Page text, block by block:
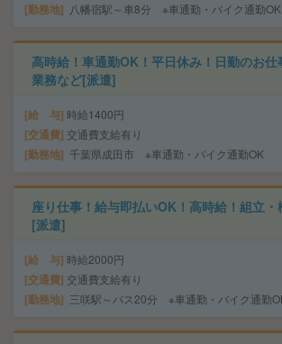
勤務地 八幡宿駅～車8分 ※車通勤・バイク通勤OK
高時給！車通勤OK！平日休み！日勤のお仕
業務など[派遣]
給 与 時給1400円
交通費 交通費支給有り
勤務地 千葉県成田市 ※車通勤・バイク通勤OK
座り仕事！給与即払いOK！高時給！組立
[派遣]
給 与 時給2000円
交通費 交通費支給有り
勤務地 三咲駅～バス20分 ※車通勤・バイク通勤